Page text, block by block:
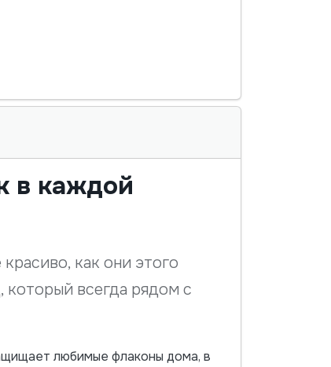
в каждой
как они этого
который всегда рядом с
любимые флаконы дома, в